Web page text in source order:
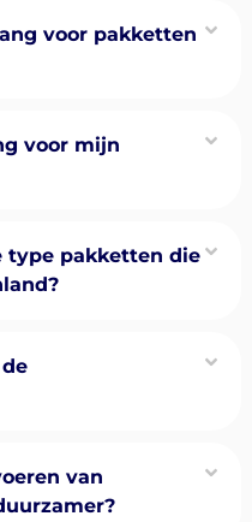
voor pakketten
voor mijn
type pakketten die
van